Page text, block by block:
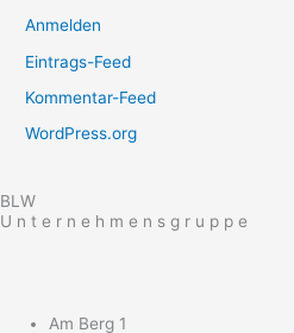
Anmelden
Eintrags-Feed
Kommentar-Feed
WordPress.org
BLW
U n t e r n e h m e n s g r u p p e
Am Berg 1